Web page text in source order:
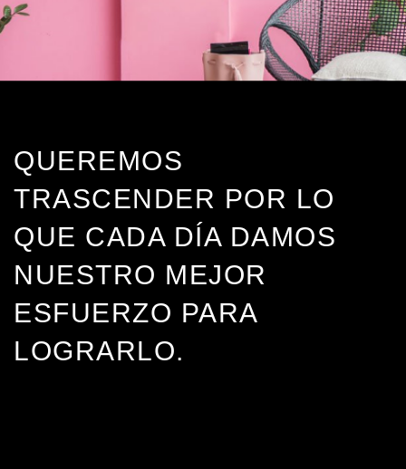
QUEREMOS
TRASCENDER POR LO
QUE CADA DÍA DAMOS
NUESTRO MEJOR
ESFUERZO PARA
LOGRARLO.